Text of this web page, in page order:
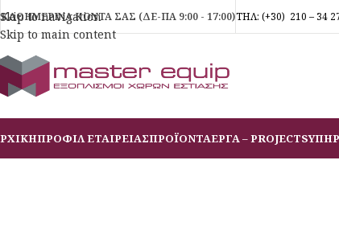
Skip to navigation
Skip to main content
ΚΑΘΗΜΕΡΙΝΑ ΚΟΝΤΑ ΣΑΣ (ΔΕ-ΠΑ 9:00 - 17:00)ΤΗΛ: (+30) 210 – 34
ΠΡΟΦΙΛ ΕΤΑΙΡΕΙΑΣΠΡΟΪΟΝΤΑΕΡΓΑ – PROJECTS